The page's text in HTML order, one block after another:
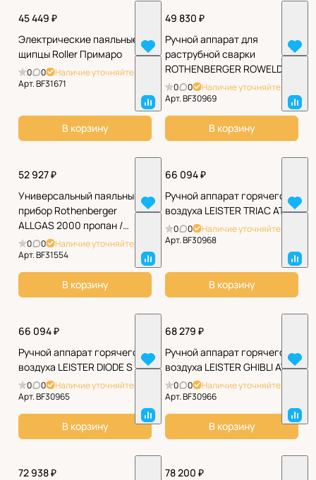
45 449 ₽
Электрические паяльные
щипцы Roller Примаро
0 0
Наличие уточняйте
Арт.BF31671
В корзину
49 830 ₽
Ручной аппарат для
раструбной сварки
ROTHENBERGER ROWELD P
110 Е
0 0
Наличие уточняйте
Арт.BF30969
В корзину
52 927 ₽
Универсальный паяльный
прибор Rothenberger
ALLGAS 2000 пропан /
кислород
0 0
Наличие уточняйте
Арт.BF31554
В корзину
66 094 ₽
Ручной аппарат горячего
воздуха LEISTER TRIAC AT
0 0
Наличие уточняйте
Арт.BF30968
В корзину
66 094 ₽
Ручной аппарат горячего
воздуха LEISTER DIODE S
0 0
Наличие уточняйте
Арт.BF30965
В корзину
68 279 ₽
Ручной аппарат горячего
воздуха LEISTER GHIBLI AW
0 0
Наличие уточняйте
Арт.BF30966
В корзину
72 938 ₽
78 200 ₽